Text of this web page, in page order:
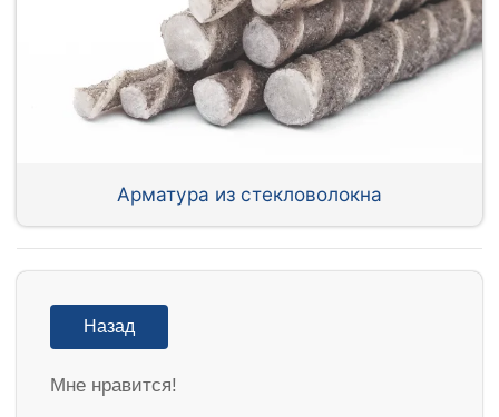
Арматура из стекловолокна
Назад
Мне нравится!